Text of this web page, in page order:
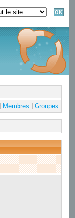
Membres Groupes